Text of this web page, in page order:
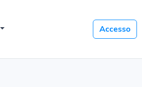
Accesso